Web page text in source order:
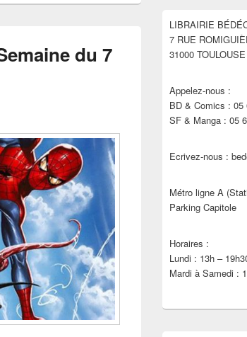
du 7
barre
latérale
LIBRAIRIE
7 RUE
31000 TOULOUSE
Appelez-nous :
BD & Comics : 05
SF & Manga : 05
Ecrivez-nous :
Métro ligne A
Parking Capitole
Horaires :
Lundi : 13h –
Mardi à Samedi :